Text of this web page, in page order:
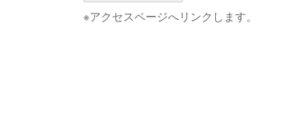
※アクセスページへリンクします。